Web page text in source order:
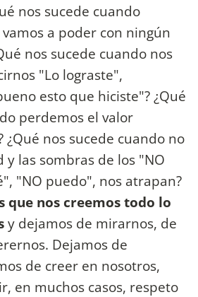
nos sucede cuando
a poder con ningún
nos sucede cuando nos
"Lo lograste",
esto que hiciste"? ¿Qué
perdemos el valor
¿Qué nos sucede cuando no
las sombras de los "NO
"NO puedo", nos atrapan?
que nos creemos todo lo
y dejamos de mirarnos, de
Dejamos de
de creer en nosotros,
en muchos casos, respeto